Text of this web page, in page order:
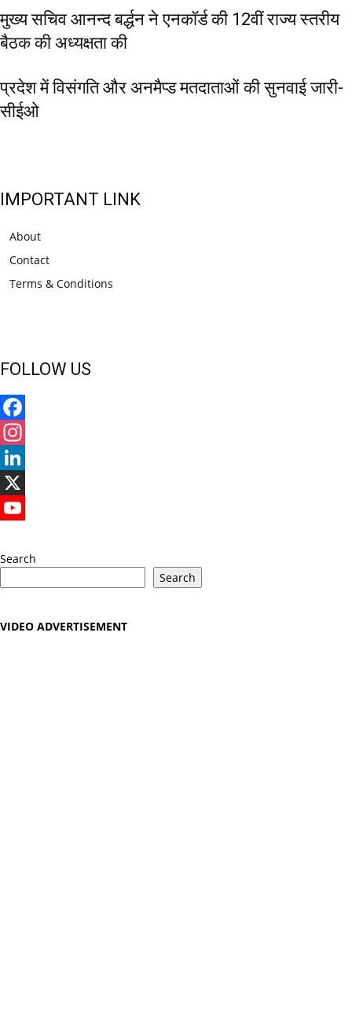
मुख्य सचिव आनन्द बर्द्धन ने एनकॉर्ड की 12वीं राज्य स्तरीय
बैठक की अध्यक्षता की
प्रदेश में विसंगति और अनमैप्ड मतदाताओं की सुनवाई जारी-
सीईओ
IMPORTANT LINK
About
Contact
Terms & Conditions
FOLLOW US
Facebook
Instagram
LinkedIn
X
Search
Search
VIDEO ADVERTISEMENT